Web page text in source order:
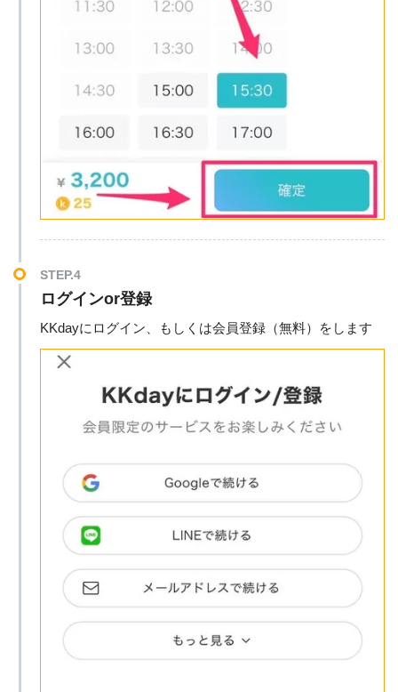
STEP.4
ログインor登録
KKdayにログイン、もしくは会員登録（無料）をします